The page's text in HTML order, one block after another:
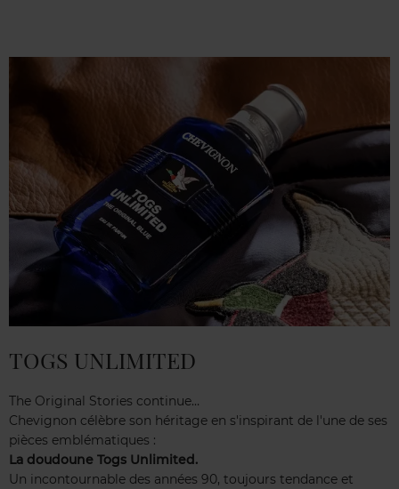
TOGS UNLIMITED
The Original Stories continue…
Chevignon célèbre son héritage en s'inspirant de l'une de ses
pièces emblématiques :
La doudoune Togs Unlimited.
Un incontournable des années 90, toujours tendance et